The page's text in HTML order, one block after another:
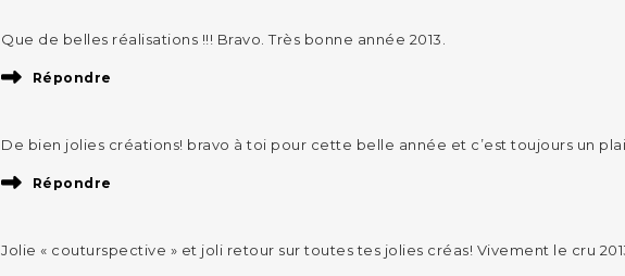
Que de belles réalisations !!! Bravo. Très bonne année 2013.
Répondre
De bien jolies créations! bravo à toi pour cette belle année et c’est toujours un
Répondre
Jolie « couturspective » et joli retour sur toutes tes jolies créas! Vivement le cru